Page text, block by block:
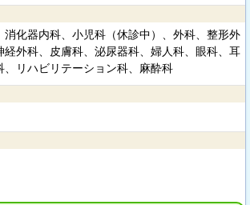
消化器内科、小児科（休診中）、外科、整形外
経外科、皮膚科、泌尿器科、婦人科、眼科、耳
、リハビリテーション科、麻酔科